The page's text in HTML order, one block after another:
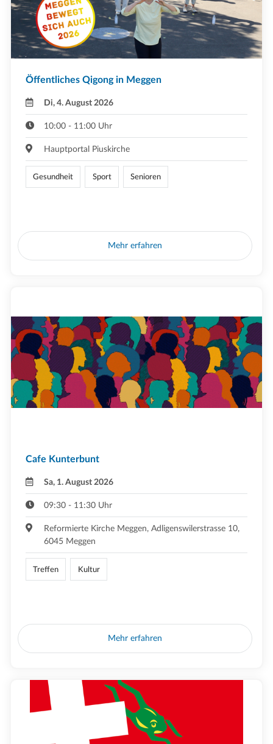
Öffentliches Qigong in Meggen
Di, 4. August 2026
10:00 - 11:00 Uhr
Hauptportal Piuskirche
Gesundheit Sport Senioren
Mehr erfahren
Cafe Kunterbunt
Sa, 1. August 2026
09:30 - 11:30 Uhr
Reformierte Kirche Meggen, Adligenswilerstrasse 10,
6045 Meggen
Treffen Kultur
Mehr erfahren